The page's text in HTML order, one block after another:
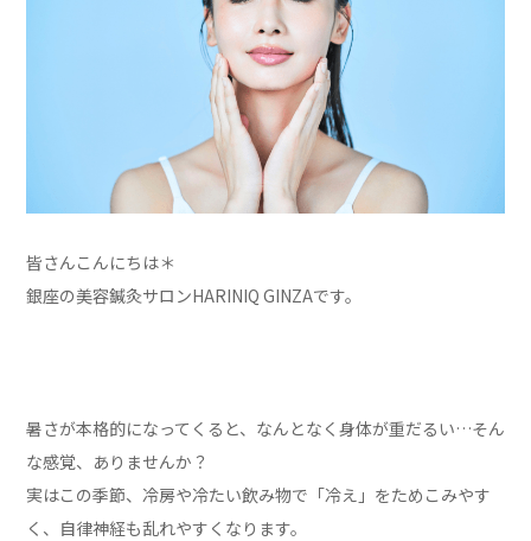
皆さんこんにちは＊
銀座の美容鍼灸サロンHARINIQ GINZAです。
暑さが本格的になってくると、なんとなく身体が重だるい…そん
な感覚、ありませんか？
実はこの季節、冷房や冷たい飲み物で「冷え」をためこみやす
く、自律神経も乱れやすくなります。